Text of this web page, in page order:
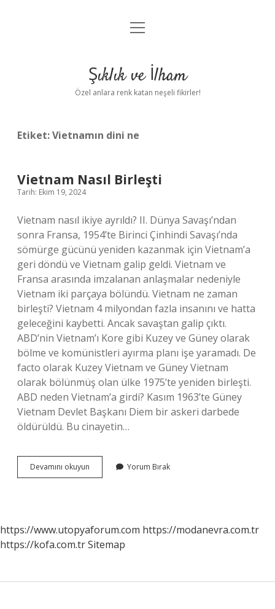
Anasayfa
Yasal Uyarı
menüyü
Şıklık ve İlham
Özel anlara renk katan neşeli fikirler!
Etiket:Vietnamın dini ne
Vietnam Nasıl Birleşti
Tarih: Ekim 19, 2024
Vietnam nasıl ikiye ayrıldı? II. Dünya Savaşı’ndan
sonra Fransa, 1954’te Birinci Çinhindi Savaşı’nda
sömürge gücünü yeniden kazanmak için Vietnam’a
geri döndü ve Vietnam galip geldi. Vietnam ve
Fransa arasında imzalanan anlaşmalar nedeniyle
Vietnam iki parçaya bölündü. Vietnam ne zaman
birleşti? Vietnam 4 milyondan fazla insanını ve hatta
geleceğini kaybetti. Ancak savaştan galip çıktı.
ABD’nin Vietnam’ı Kore gibi Kuzey ve Güney olarak
bölme ve komünistleri ayırma planı işe yaramadı. De
facto olarak Kuzey Vietnam ve Güney Vietnam
olarak bölünmüş olan ülke 1975’te yeniden birleşti.
ABD neden Vietnam’a girdi? Kasım 1963’te Güney
Vietnam Devlet Başkanı Diem bir askeri darbede
öldürüldü. Bu cinayetin…
Devamını okuyun Vietnam
Nasıl
Yorum Bırak
https://www.utopyaforum.com https://modanevra.com.tr
https://kofa.com.trSitemap